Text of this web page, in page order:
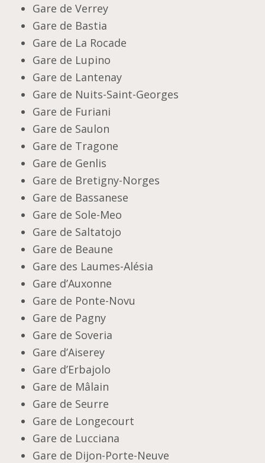
Gare de Verrey
Gare de Bastia
Gare de La Rocade
Gare de Lupino
Gare de Lantenay
Gare de Nuits-Saint-Georges
Gare de Furiani
Gare de Saulon
Gare de Tragone
Gare de Genlis
Gare de Bretigny-Norges
Gare de Bassanese
Gare de Sole-Meo
Gare de Saltatojo
Gare de Beaune
Gare des Laumes-Alésia
Gare d’Auxonne
Gare de Ponte-Novu
Gare de Pagny
Gare de Soveria
Gare d’Aiserey
Gare d’Erbajolo
Gare de Mâlain
Gare de Seurre
Gare de Longecourt
Gare de Lucciana
Gare de Dijon-Porte-Neuve